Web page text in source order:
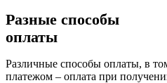
Разные способы
оплаты
Различные способы оплаты, в
платежом – оплата при